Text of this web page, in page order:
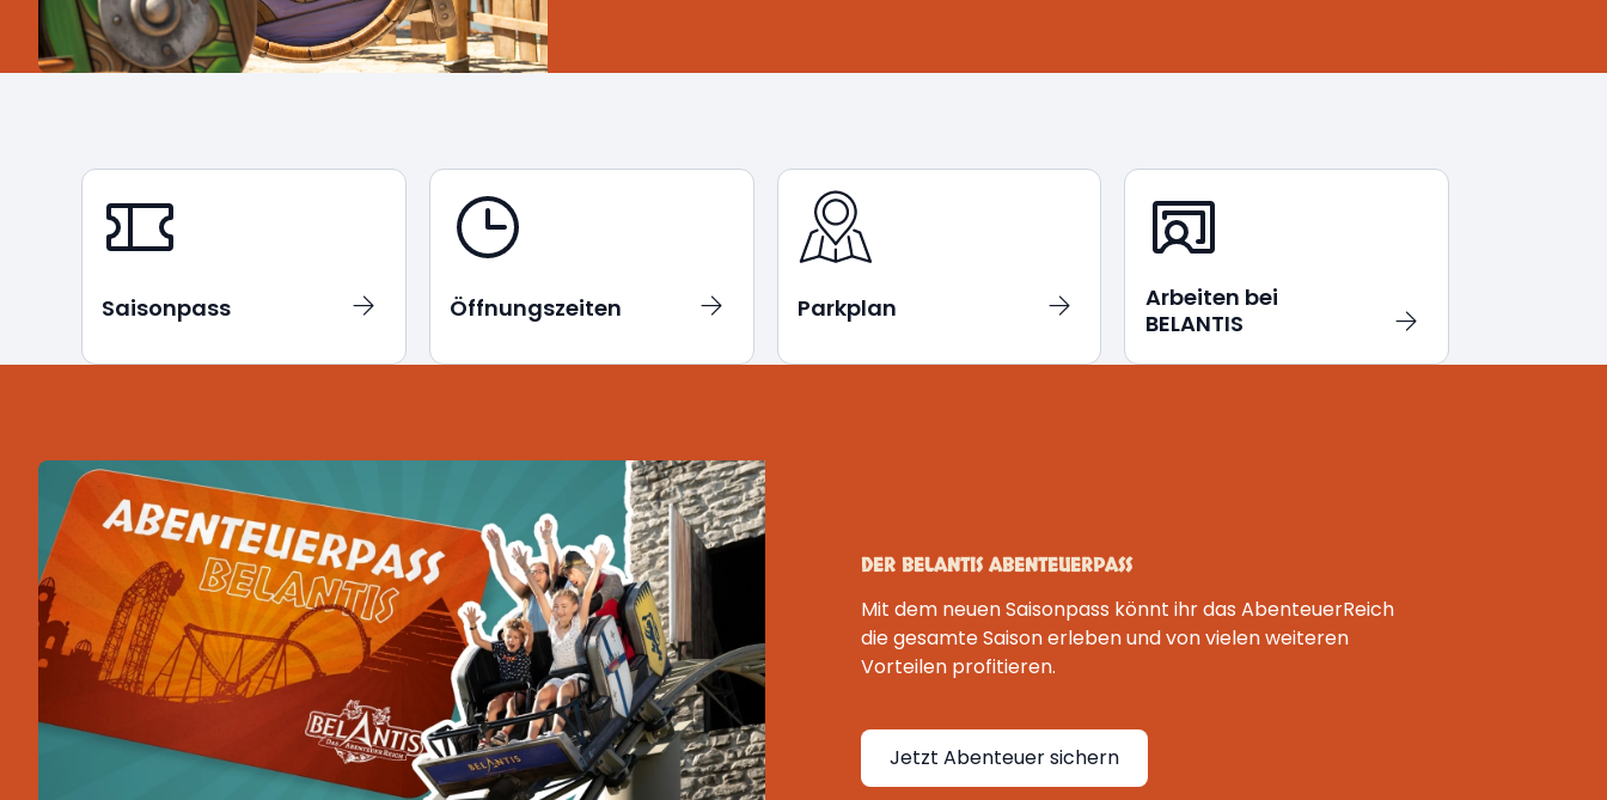
Saisonpass Öffnungszeiten Parkplan
Arbeiten bei
BELANTIS
DER BELANTIS ABENTEUERPASS
Mit dem neuen Saisonpass könnt ihr das AbenteuerReich
die gesamte Saison erleben und von vielen weiteren
Vorteilen profitieren.
Jetzt Abenteuer sichern